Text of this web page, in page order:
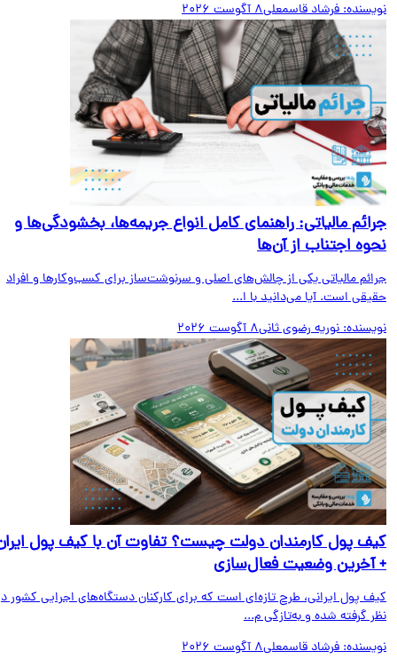
فرشاد قاسمعلی8 آگوست 2026
مالیاتی: راهنمای کامل انواع جریمه‌ها، بخشودگی‌ها و
اجتناب از آن‌ها
مالیاتی یکی از چالش‌های اصلی و سرنوشت‌ساز برای کسب‌وکارها و افراد
است. آیا می‌دانید با ا...
نوریه رضوی ثانی8 آگوست 2026
پول کارمندان دولت چیست؟ تفاوت آن با کیف پول ایران
وضعیت فعال‌سازی
پول ایرانی، طرح تازه‌ای است که برای کارکنان دستگاه‌های اجرایی کشور در
گرفته شده و به‌تازگی م...
فرشاد قاسمعلی8 آگوست 2026